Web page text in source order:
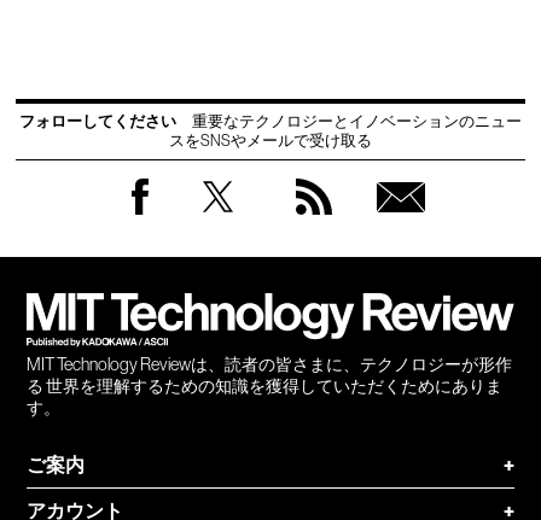
フォローしてください
重要なテクノロジーとイノベーションのニュー
スをSNSやメールで受け取る
MIT Technology Reviewは、読者の皆さまに、テクノロジーが形作
る 世界を理解するための知識を獲得していただくためにありま
す。
ご案内
+
アカウント
+